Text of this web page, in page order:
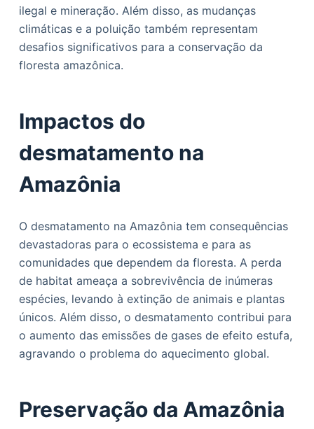
ilegal e mineração. Além disso, as mudanças
climáticas e a poluição também representam
desafios significativos para a conservação da
floresta amazônica.
Impactos do
desmatamento na
Amazônia
O desmatamento na Amazônia tem consequências
devastadoras para o ecossistema e para as
comunidades que dependem da floresta. A perda
de habitat ameaça a sobrevivência de inúmeras
espécies, levando à extinção de animais e plantas
únicos. Além disso, o desmatamento contribui para
o aumento das emissões de gases de efeito estufa,
agravando o problema do aquecimento global.
Preservação da Amazônia